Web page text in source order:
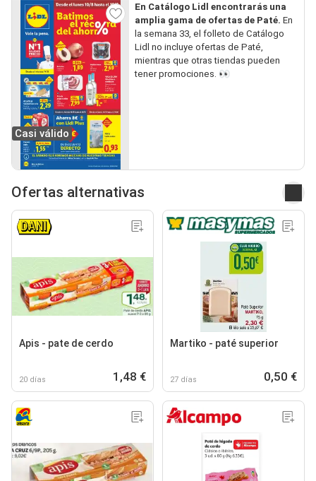
Casi válido
En Catálogo Lidl encontrarás una
amplia gama de ofertas de Paté. En
la semana 33, el folleto de Catálogo
Lidl no incluye ofertas de Paté,
mientras que otras tiendas pueden
tener promociones. 👀
Ofertas alternativas
Apis - pate de cerdo
20 días 1,48 €
Martiko - paté superior
27 días 0,50 €